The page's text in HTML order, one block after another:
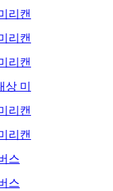
리캔
리캔
리캔
미
리캔
리캔
스
스